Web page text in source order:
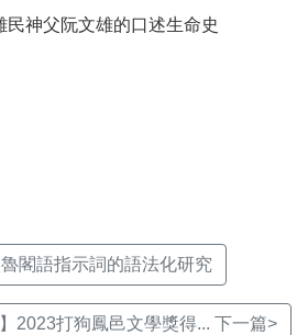
民神父阮文雄的口述生命史
閣語指示詞的語法化研究
】2023打狗鳳邑文學獎得... 下一篇>